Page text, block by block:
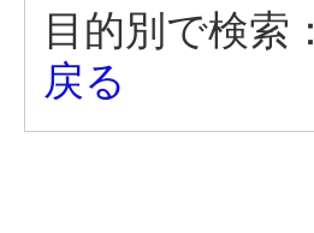
目的別で検索：
戻る